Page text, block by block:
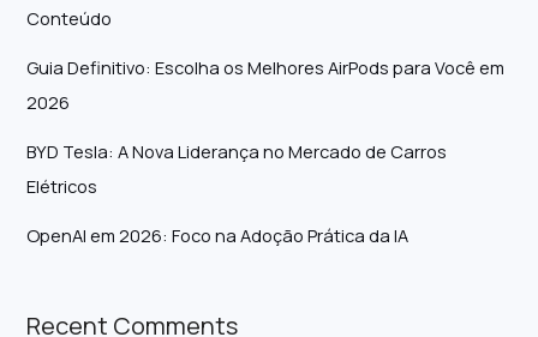
Conteúdo
Guia Definitivo: Escolha os Melhores AirPods para Você em
2026
BYD Tesla: A Nova Liderança no Mercado de Carros
Elétricos
OpenAI em 2026: Foco na Adoção Prática da IA
Recent Comments